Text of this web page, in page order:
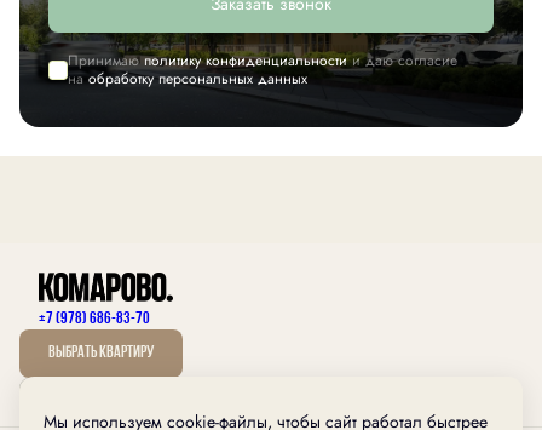
Принимаюполитику конфиденциальностии даю согласие
наобработку персональных данных
+7 (978) 686-83-70
Выбрать квартиру
Мы используем cookie-файлы, чтобы сайт работал быстрее